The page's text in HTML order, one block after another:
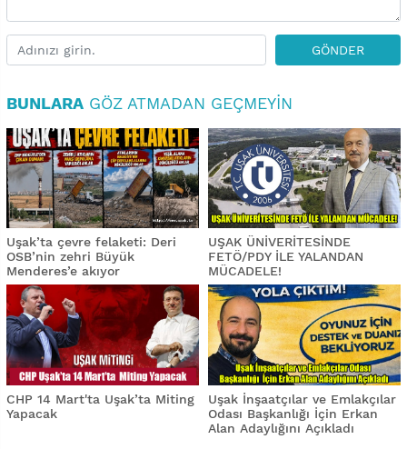
GÖNDER
BUNLARA GÖZ ATMADAN GEÇMEYIN
Uşak’ta çevre felaketi: Deri
OSB’nin zehri Büyük
Menderes’e akıyor
UŞAK ÜNİVERİTESİNDE
FETÖ/PDY İLE YALANDAN
MÜCADELE!
CHP 14 Mart'ta Uşak’ta Miting
Yapacak
Uşak İnşaatçılar ve Emlakçılar
Odası Başkanlığı İçin Erkan
Alan Adaylığını Açıkladı